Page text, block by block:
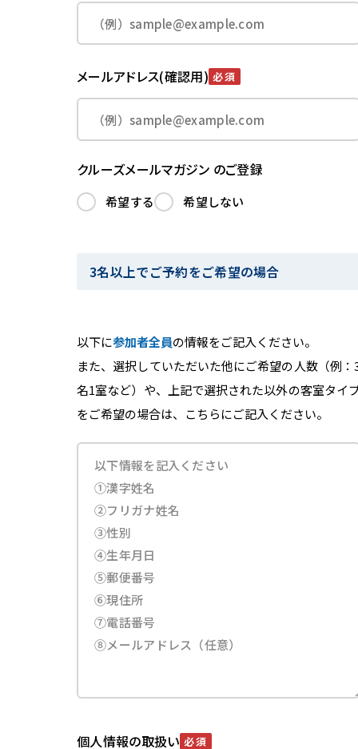
メールアドレス(確認用) 必須
クルーズメールマガジン のご登録
希望する 希望しない
3名以上でご予約をご希望の場合
以下に参加者全員の情報をご記入ください。
また、選択していただいた他にご希望の人数（例：
名1室など）や、上記で選択された以外の客室タイ
をご希望の場合は、こちらにご記入ください。
個人情報の取扱い 必須